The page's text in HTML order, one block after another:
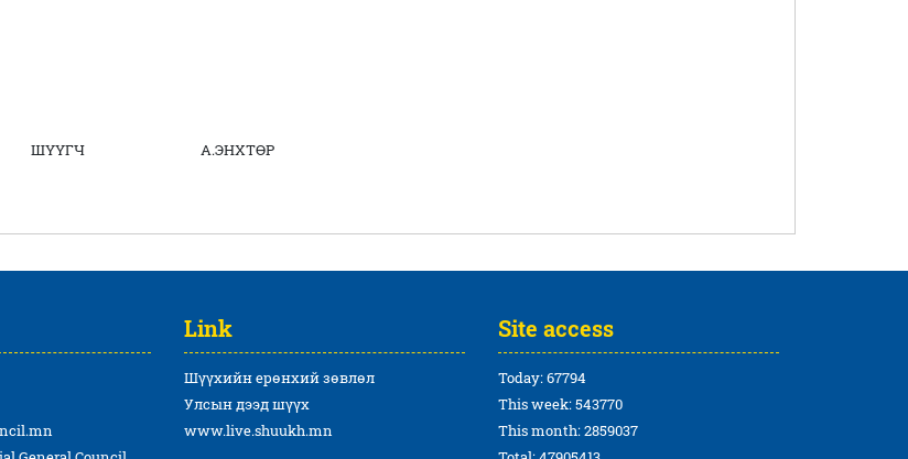
ШҮҮГЧ А.ЭНХТӨР
Link
Шүүхийн ерөнхий зөвлөл
Улсын дээд шүүх
www.live.shuukh.mn
Site access
Today: 67794
This week: 543770
This month: 2859037